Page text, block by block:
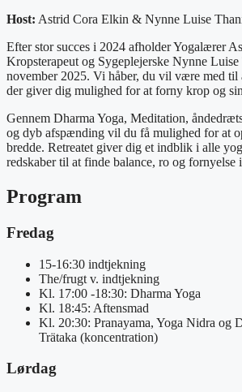
Host: Astrid Cora Elkin & Nynne Luise
Efter stor succes i 2024 afholder Yogalærer
Kropsterapeut og Sygeplejerske Nynne
november 2025. Vi håber, du vil være med til
der giver dig mulighed for at forny krop og
Gennem Dharma Yoga, Meditation,
og dyb afspænding vil du få mulighed for at
bredde. Retreatet giver dig et indblik i alle
redskaber til at finde balance, ro og fornyelse
Program
Fredag
15-16:30 indtjekning
The/frugt v. indtjekning
Kl. 17:00 -18:30: Dharma Yoga
Kl. 18:45: Aftensmad
Kl. 20:30: Pranayama, Yoga Nidra og
Trätaka (koncentration)
Lørdag